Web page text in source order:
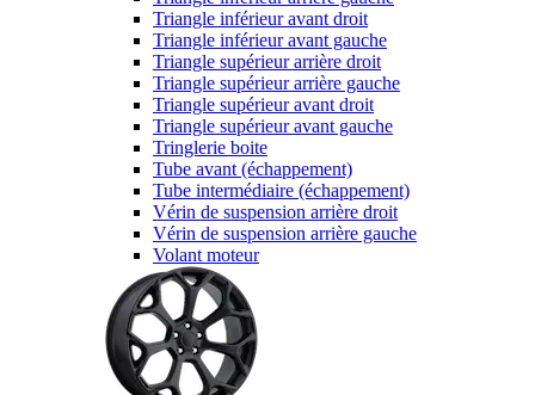
Triangle inférieur avant droit
Triangle inférieur avant gauche
Triangle supérieur arrière droit
Triangle supérieur arrière gauche
Triangle supérieur avant droit
Triangle supérieur avant gauche
Tringlerie boite
Tube avant (échappement)
Tube intermédiaire (échappement)
Vérin de suspension arrière droit
Vérin de suspension arrière gauche
Volant moteur